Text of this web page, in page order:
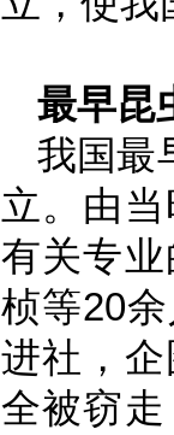
最早昆
我国最
立。由
有关专
桢等20
进社，
全被窃